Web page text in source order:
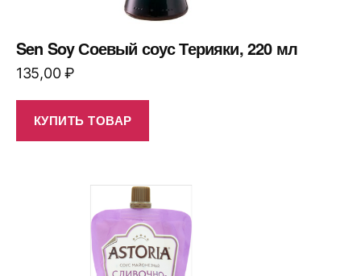
Sen Soy Соевый соус Терияки, 220 мл
135,00₽
КУПИТЬ ТОВАР